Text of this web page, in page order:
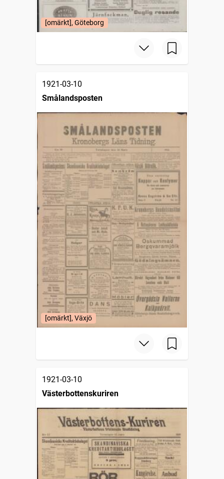
[omärkt], Göteborg
1921-03-10
Smålandsposten
[omärkt], Växjö
1921-03-10
Västerbottenskuriren